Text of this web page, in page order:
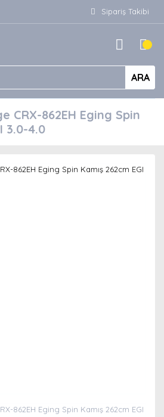
Sipariş Takibi
ARA
CRX-862EH Eging Spin
3.0-4.0